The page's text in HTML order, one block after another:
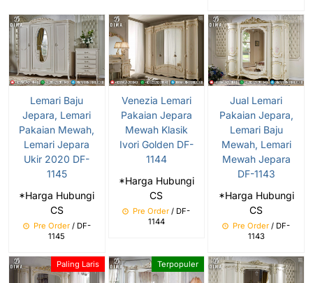
Lemari Baju
Jepara, Lemari
Pakaian Mewah,
Lemari Jepara
Ukir 2020 DF-
1145
*Harga Hubungi
CS
Pre Order/ DF-
1145
Venezia Lemari
Pakaian Jepara
Mewah Klasik
Ivori Golden DF-
1144
*Harga Hubungi
CS
Pre Order / DF-
1144
Jual Lemari
Pakaian Jepara,
Lemari Baju
Mewah, Lemari
Mewah Jepara
DF-1143
*Harga Hubungi
CS
Pre Order / DF-
1143
Paling Laris Terpopuler